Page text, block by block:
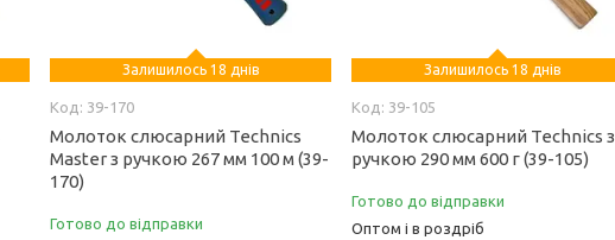
Залишилось 18 днів
39-170
Молоток слюсарний Technics
Master з ручкою 267 мм 100 м (39-
170)
Готово до відправки
Залишилось 18 днів
39-105
Молоток слюсарний Technics з
ручкою 290 мм 600 г (39-105)
Готово до відправки
Оптом і в роздріб